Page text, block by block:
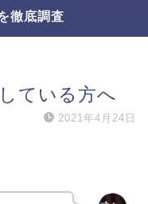
徹底調査
ている方へ
2021年4月24日